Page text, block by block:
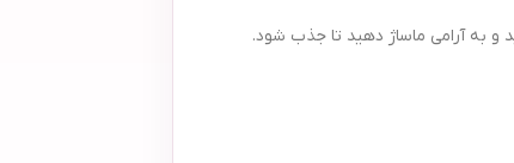
و به آرامی ماساژ دهید تا جذب شود.